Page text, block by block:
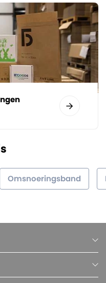
Omsnoeringsband